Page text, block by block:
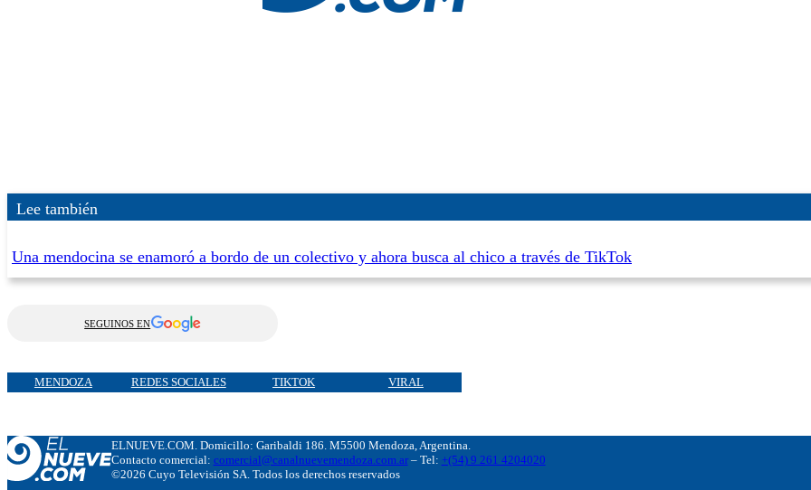
Lee también
Una mendocina se enamoró a bordo de un colectivo y ahora busca al chico a través de TikTok
SEGUINOS EN
MENDOZA REDES SOCIALES TIKTOK VIRAL
ELNUEVE.COM. Domicillo: Garibaldi 186. M5500 Mendoza, Argentina.
Contacto comercial: comercial@canalnuevemendoza.com.ar– Tel: +(54) 9 261 4204020
©2026 Cuyo Televisión SA. Todos los derechos reservados